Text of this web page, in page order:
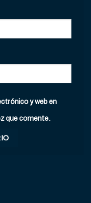
y web en
que comente.